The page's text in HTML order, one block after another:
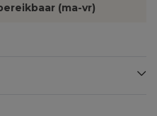
(ma-vr)